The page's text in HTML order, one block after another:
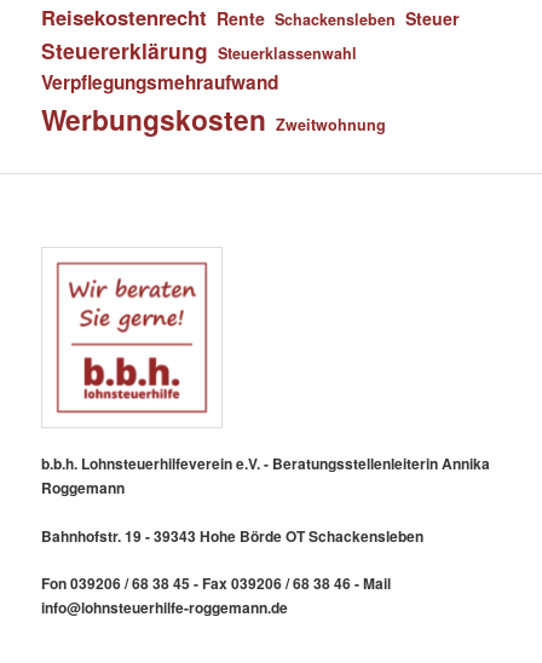
Reisekostenrecht Rente Schackensleben Steuer
Steuererklärung Steuerklassenwahl
Verpflegungsmehraufwand
Werbungskosten Zweitwohnung
b.b.h. Lohnsteuerhilfeverein e.V. - Beratungsstellenleiterin Annika
Roggemann
Bahnhofstr. 19 - 39343 Hohe Börde OT Schackensleben
Fon 039206 / 68 38 45 - Fax 039206 / 68 38 46 - Mail
info@lohnsteuerhilfe-roggemann.de